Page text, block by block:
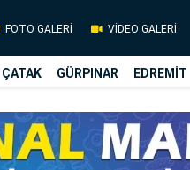
FOTO GALERİ VİDEO GALERİ
ÇATAK GÜRPINAR EDREMİT